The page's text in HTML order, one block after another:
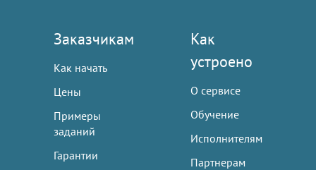
Заказчикам
Как начать
Цены
Примеры
заданий
Гарантии
Как
устроено
О сервисе
Обучение
Исполнителям
Партнерам